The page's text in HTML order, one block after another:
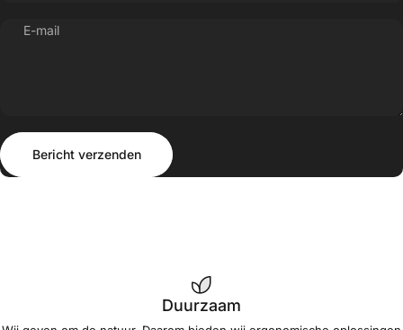
E-mail
Bericht verzenden
Bericht verzenden
Duurzaam